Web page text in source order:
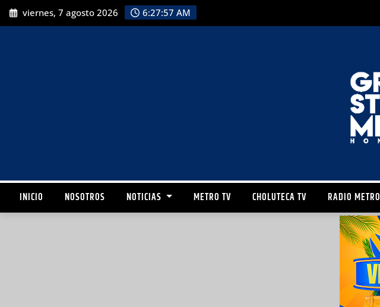
viernes, 7 agosto 2026 6:27:58 AM
INICIO NOSOTROS NOTICIAS METRO TV CHOLUTECA TV RADIO METRO